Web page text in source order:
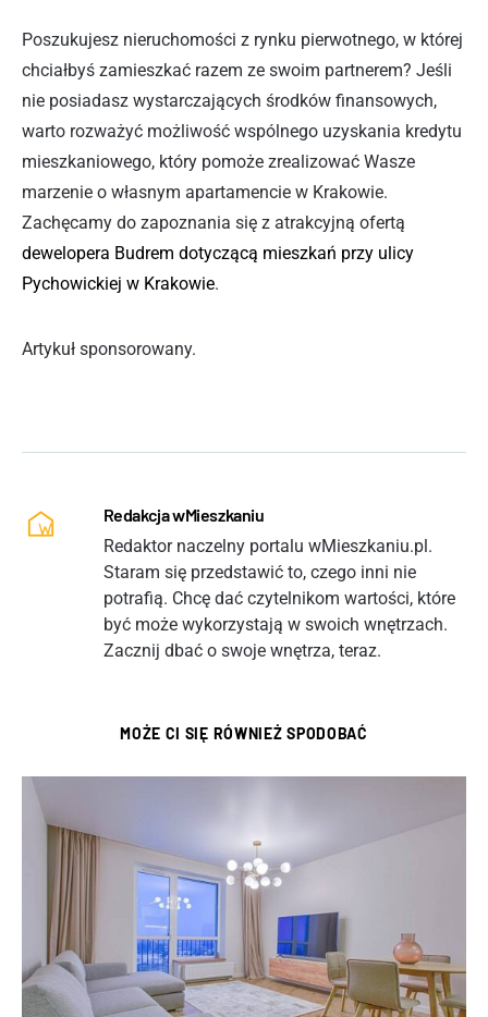
Poszukujesz nieruchomości z rynku pierwotnego, w której
chciałbyś zamieszkać razem ze swoim partnerem? Jeśli
nie posiadasz wystarczających środków finansowych,
warto rozważyć możliwość wspólnego uzyskania kredytu
mieszkaniowego, który pomoże zrealizować Wasze
marzenie o własnym apartamencie w Krakowie.
Zachęcamy do zapoznania się z atrakcyjną ofertą
dewelopera Budrem dotyczącą mieszkań przy ulicy
Pychowickiej w Krakowie.
Artykuł sponsorowany.
Redakcja wMieszkaniu
Redaktor naczelny portalu wMieszkaniu.pl.
Staram się przedstawić to, czego inni nie
potrafią. Chcę dać czytelnikom wartości, które
być może wykorzystają w swoich wnętrzach.
Zacznij dbać o swoje wnętrza, teraz.
MOŻE CI SIĘ RÓWNIEŻ SPODOBAĆ